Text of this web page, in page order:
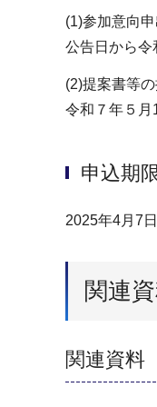
(1)参加意向
公告日から令
(2)提案書等
令和７年５月
申込期
2025年4月7日
関連
関連資料